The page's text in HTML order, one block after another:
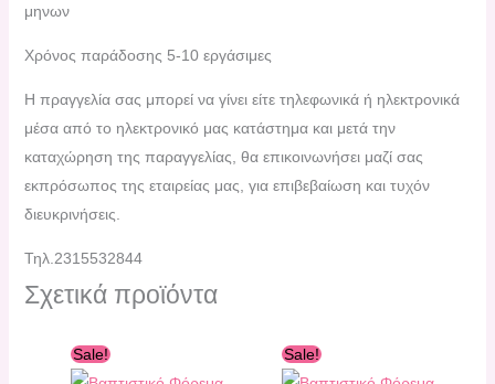
μηνων
Χρόνος παράδοσης 5-10 εργάσιμες
H πραγγελία σας μπορεί να γίνει είτε τηλεφωνικά ή ηλεκτρονικά
μέσα από το ηλεκτρονικό μας κατάστημα και μετά την
καταχώρηση της παραγγελίας, θα επικοινωνήσει μαζί σας
εκπρόσωπος της εταιρείας μας, για επιβεβαίωση και τυχόν
διευκρινήσεις.
Τηλ.2315532844
Σχετικά προϊόντα
Sale! Sale!